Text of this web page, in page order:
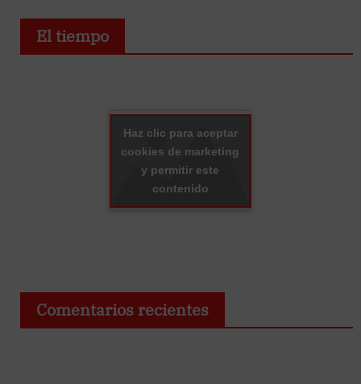
El tiempo
Haz clic para aceptar
cookies de marketing
y permitir este
contenido
Comentarios recientes